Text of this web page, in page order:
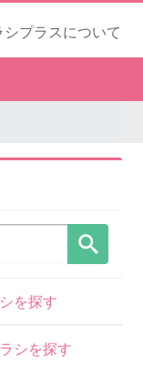
シプラスについて
を探す
シを探す